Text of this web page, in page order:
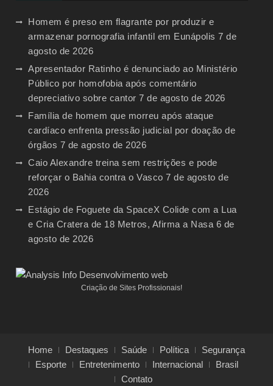
Homem é preso em flagrante por produzir e
armazenar pornografia infantil em Eunápolis 7 de
agosto de 2026
Apresentador Ratinho é denunciado ao Ministério
Público por homofobia após comentário
depreciativo sobre cantor 7 de agosto de 2026
Família de homem que morreu após ataque
cardíaco enfrenta pressão judicial por doação de
órgãos 7 de agosto de 2026
Caio Alexandre treina sem restrições e pode
reforçar o Bahia contra o Vasco 7 de agosto de
2026
Estágio de Foguete da SpaceX Colide com a Lua
e Cria Cratera de 18 Metros, Afirma a Nasa 6 de
agosto de 2026
Criação de Sites Profissionais!
Home Destaques Saúde Política
Segurança
Esporte
Entretenimento Internacional
Brasil
Contato